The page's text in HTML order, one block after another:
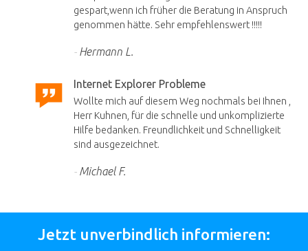
gespart,wenn ich früher die Beratung in Anspruch
genommen hätte. Sehr empfehlenswert !!!!!
Hermann L.
Internet Explorer Probleme
Wollte mich auf diesem Weg nochmals bei Ihnen ,
Herr Kuhnen, für die schnelle und unkomplizierte
Hilfe bedanken. Freundlichkeit und Schnelligkeit
sind ausgezeichnet.
Michael F.
Jetzt unverbindlich informieren: